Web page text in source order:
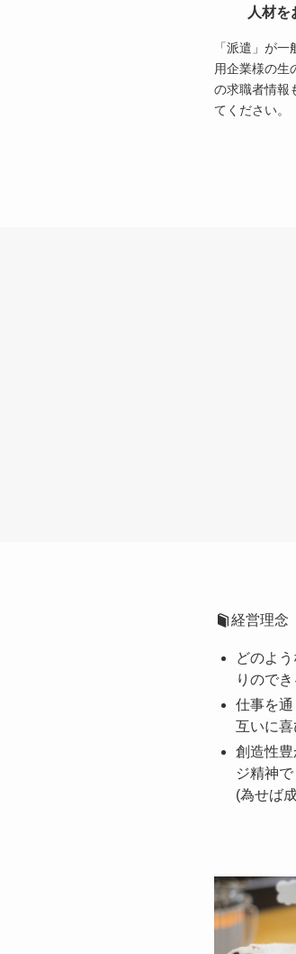
人材を
「派遣」が
用企業様の生
の求職者情報
てください。
経営理念
どのよ
りので
仕事を通
互いに喜
創造性
ジ精神
(為せば